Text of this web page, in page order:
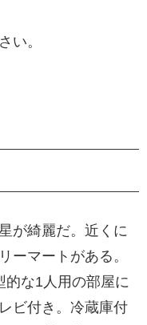
い。
が綺麗だ。近くに
ーマートがある。
的な1人用の部屋に
ビ付き。冷蔵庫付